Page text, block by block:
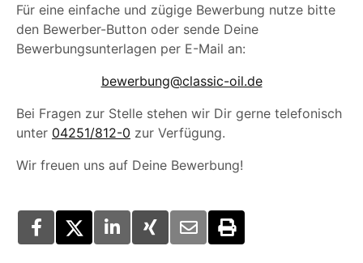
Für eine einfache und zügige Bewerbung nutze bitte
den Bewerber-Button oder sende Deine
Bewerbungsunterlagen per E-Mail an:
bewerbung@classic-oil.de
Bei Fragen zur Stelle stehen wir Dir gerne telefonisch
unter 04251/812-0 zur Verfügung.
Wir freuen uns auf Deine Bewerbung!